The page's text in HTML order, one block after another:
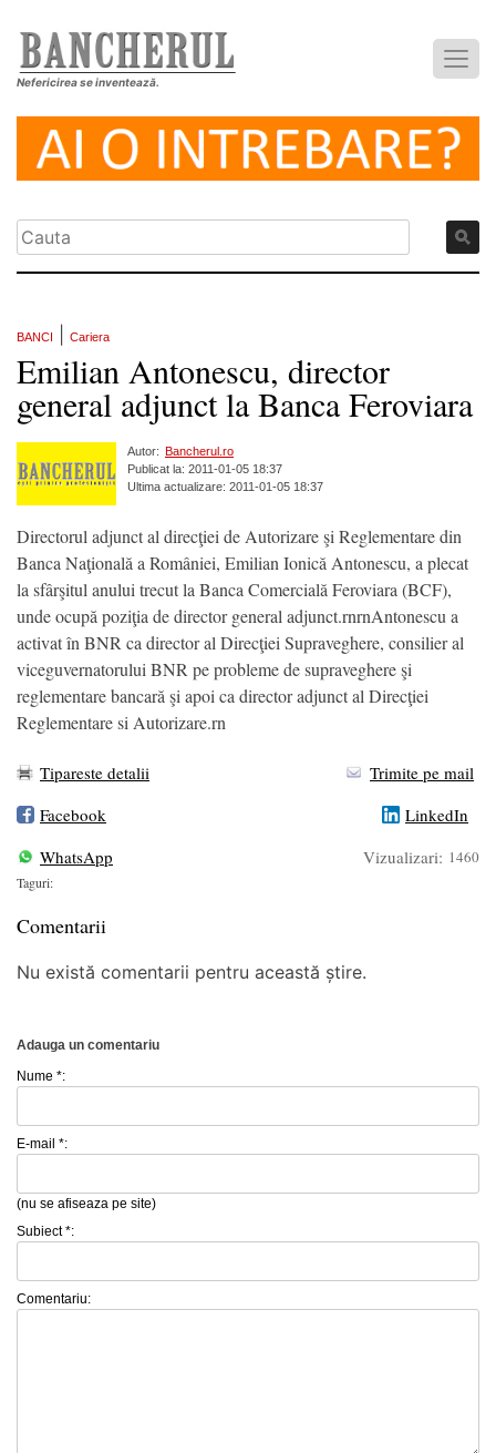
Nefericirea se inventează.
BANCI Cariera
Emilian Antonescu, director
general adjunct la Banca Feroviara
Autor: Bancherul.ro
Publicat la: 2011-01-05 18:37
Ultima actualizare: 2011-01-05 18:37
Directorul adjunct al direcţiei de Autorizare şi Reglementare din
Banca Naţională a României, Emilian Ionică Antonescu, a plecat
la sfârşitul anului trecut la Banca Comercială Feroviara (BCF),
unde ocupă poziţia de director general adjunct.rnrnAntonescu a
activat în BNR ca director al Direcţiei Supraveghere, consilier al
viceguvernatorului BNR pe probleme de supraveghere şi
reglementare bancară şi apoi ca director adjunct al Direcţiei
Reglementare si Autorizare.rn
Tipareste detalii
Trimite pe mail
Facebook
LinkedIn
WhatsApp
Vizualizari: 1460
Taguri:
Comentarii
Nu există comentarii pentru această știre.
Adauga un comentariu
Nume *:
E-mail *:
(nu se afiseaza pe site)
Subiect *:
Comentariu: